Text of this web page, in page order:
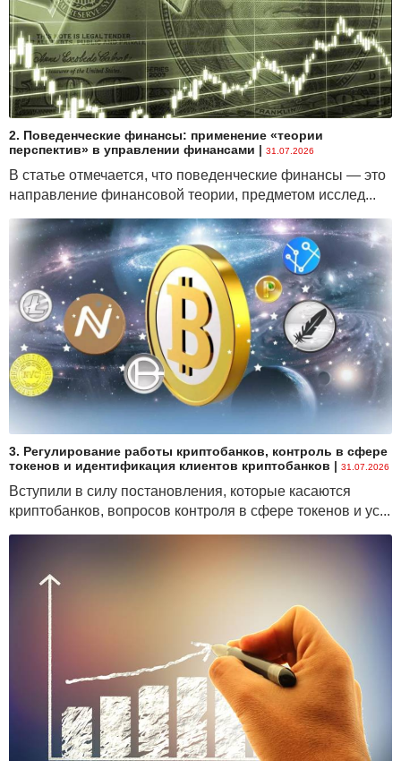
2. Поведенческие финансы: применение «теории
перспектив» в управлении финансами | 31.07.2026
В статье отмечается, что поведенческие финансы — это
направление финансовой теории, предметом исслед...
3. Регулирование работы криптобанков, контроль в сфере
токенов и идентификация клиентов криптобанков | 31.07.2026
Вступили в силу постановления, которые касаются
криптобанков, вопросов контроля в сфере токенов и ус...